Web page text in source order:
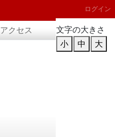
ログイン
文字の大きさ
小
中 大
アクセス